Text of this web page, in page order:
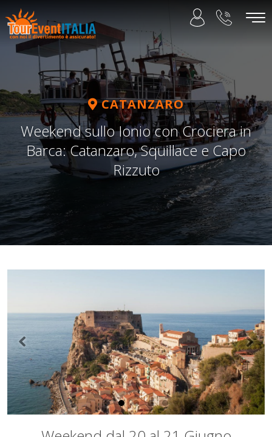
CATANZARO
Weekend sullo Ionio con Crociera in
Barca: Catanzaro, Squillace e Capo
Rizzuto